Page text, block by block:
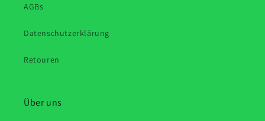
AGBs
Datenschutzerklärung
Retouren
Über uns